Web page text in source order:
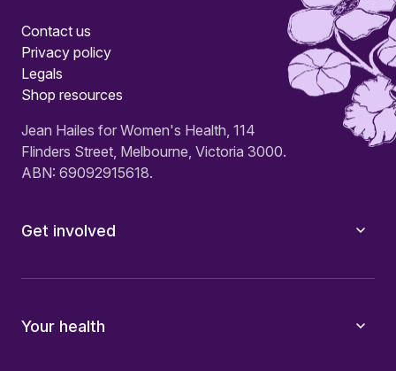
Contact us
Privacy policy
Legals
Shop resources
Jean Hailes for Women's Health, 114
Flinders Street, Melbourne, Victoria 3000.
ABN: 69092915618.
Get involved
Your health